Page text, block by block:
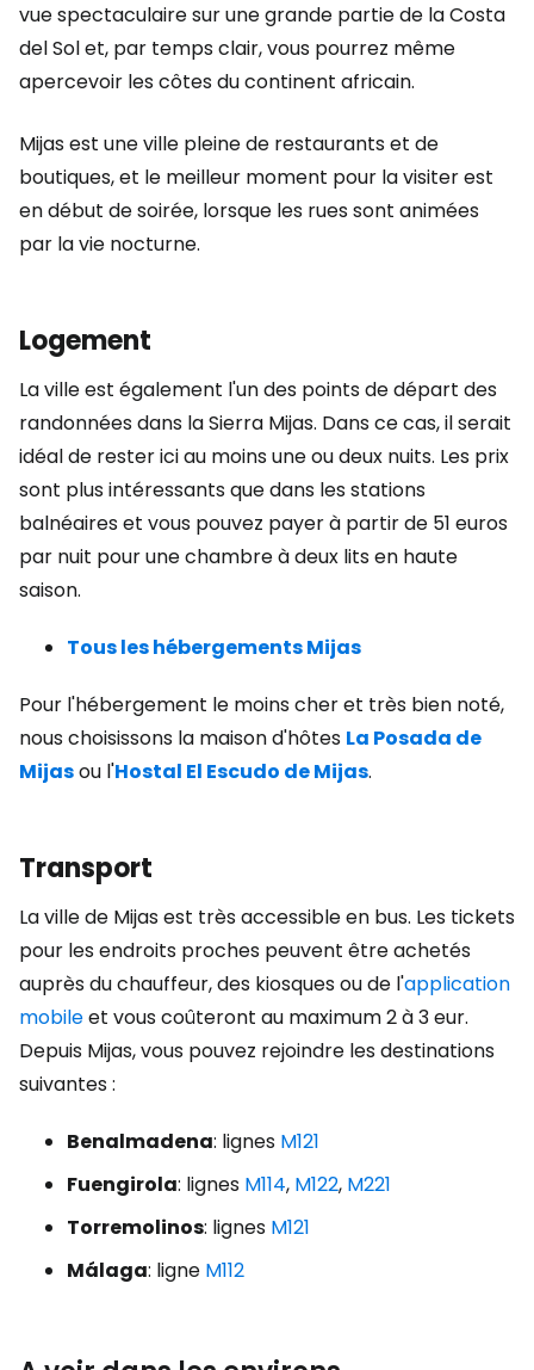
vue spectaculaire sur une grande partie de la Costa
del Sol et, par temps clair, vous pourrez même
apercevoir les côtes du continent africain.
Mijas est une ville pleine de restaurants et de
boutiques, et le meilleur moment pour la visiter est
en début de soirée, lorsque les rues sont animées
par la vie nocturne.
Logement
La ville est également l'un des points de départ des
randonnées dans la Sierra Mijas. Dans ce cas, il serait
idéal de rester ici au moins une ou deux nuits. Les prix
sont plus intéressants que dans les stations
balnéaires et vous pouvez payer à partir de 51 euros
par nuit pour une chambre à deux lits en haute
saison.
Tous les hébergements Mijas
Pour l'hébergement le moins cher et très bien noté,
nous choisissons la maison d'hôtes La Posada de
Mijasou l'Hostal El Escudo de Mijas.
Transport
La ville de Mijas est très accessible en bus. Les tickets
pour les endroits proches peuvent être achetés
auprès du chauffeur, des kiosques ou de l'application
mobileet vous coûteront au maximum 2 à 3 eur.
Depuis Mijas, vous pouvez rejoindre les destinations
suivantes :
Benalmadena: lignes M121
Fuengirola: lignes M114, M122, M221
Torremolinos: lignes M121
Málaga: ligne M112